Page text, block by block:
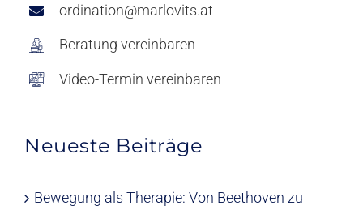
ordination@marlovits.at
Beratung vereinbaren
Video-Termin vereinbaren
Neueste Beiträge
Bewegung als Therapie: Von Beethoven zu